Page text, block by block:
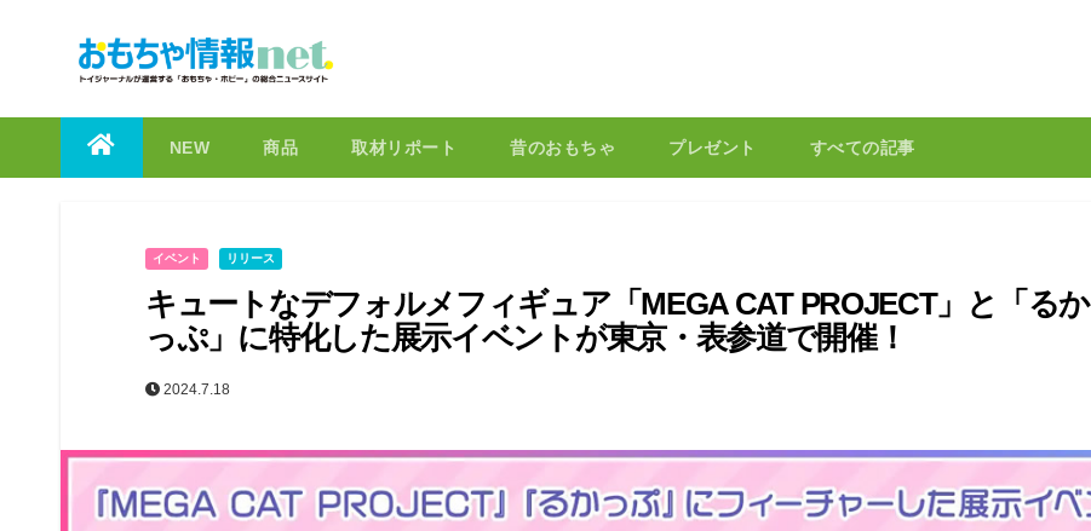
NEW 商品 取材リポート 昔のおもちゃ プレゼント すべての記事
イベント リリース
キュートなデフォルメフィギュア「MEGA CAT PROJECT」と「るか
っぷ」に特化した展示イベントが東京・表参道で開催！
2024.7.18